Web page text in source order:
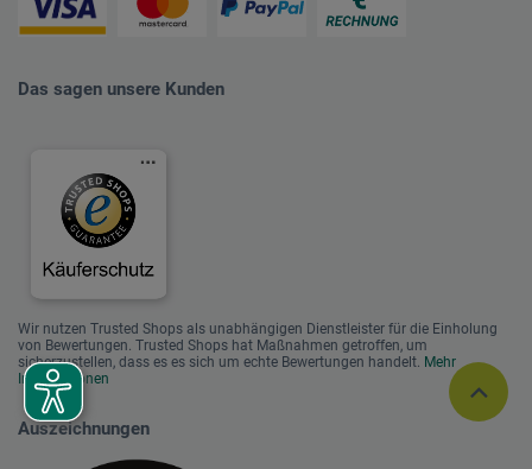
Das sagen unsere Kunden
Wir nutzen Trusted Shops als unabhängigen Dienstleister für die Einholung
von Bewertungen. Trusted Shops hat Maßnahmen getroffen, um
sicherzustellen, dass es es sich um echte Bewertungen handelt. Mehr
Informationen
Auszeichnungen